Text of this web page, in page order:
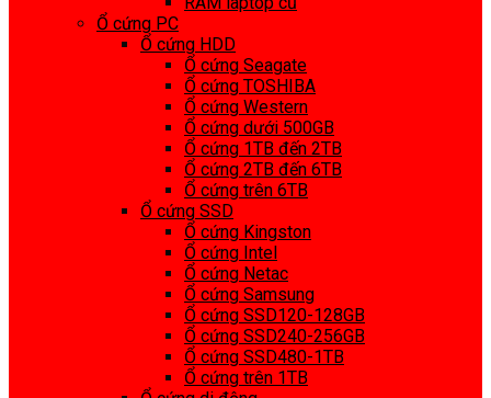
Ổ cứng PC
Ổ cứng HDD
Ổ cứng Seagate
Ổ cứng TOSHIBA
Ổ cứng Western
Ổ cứng dưới 500GB
Ổ cứng 1TB đến 2TB
Ổ cứng 2TB đến 6TB
Ổ cứng trên 6TB
Ổ cứng SSD
Ổ cứng Kingston
Ổ cứng Intel
Ổ cứng Netac
Ổ cứng Samsung
Ổ cứng SSD120-128GB
Ổ cứng SSD240-256GB
Ổ cứng SSD480-1TB
Ổ cứng trên 1TB